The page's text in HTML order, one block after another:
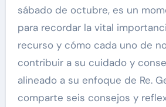
sábado de octubre, es un
para recordar la vital
recurso y cómo cada uno de
contribuir a su cuidado y
alineado a su enfoque de Re.
comparte seis consejos y